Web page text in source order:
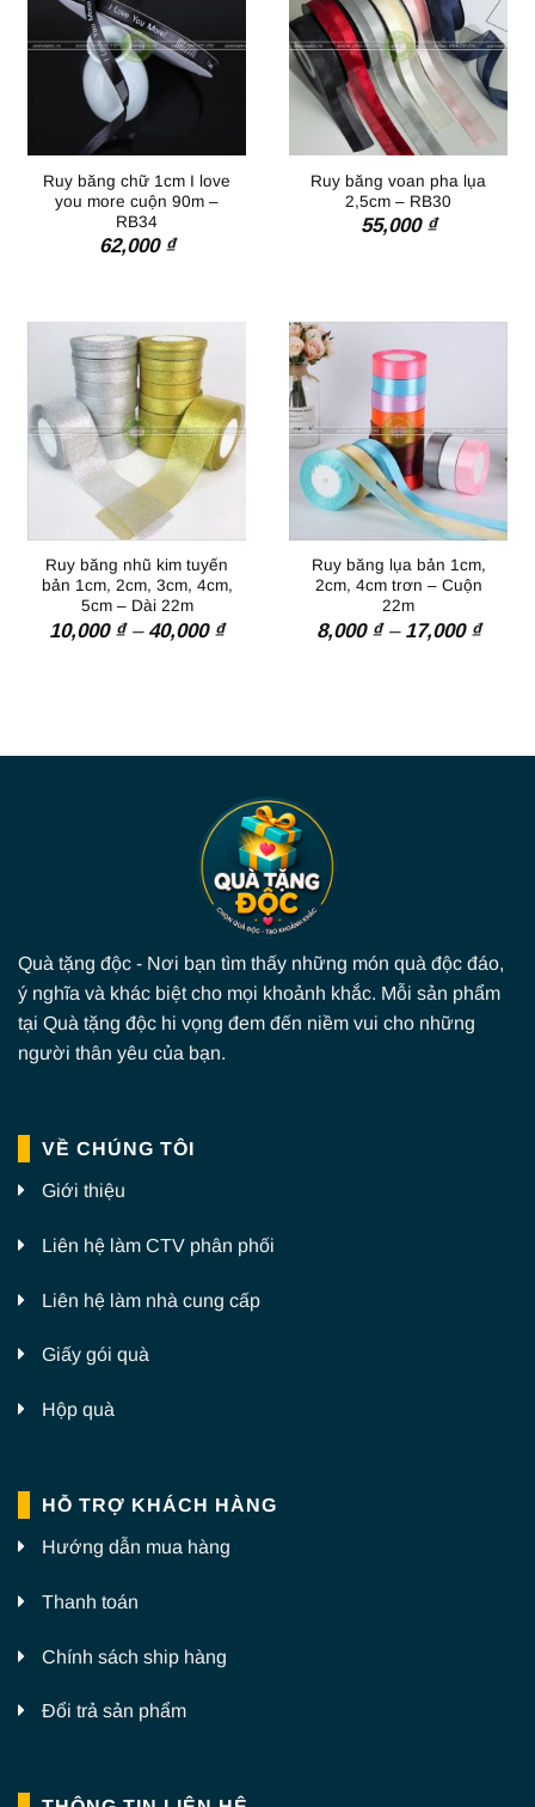
Ruy băng chữ 1cm I love
you more cuộn 90m –
RB34
62,000 ₫
Ruy băng voan pha lụa
2,5cm – RB30
55,000 ₫
Ruy băng nhũ kim tuyến
bản 1cm, 2cm, 3cm, 4cm,
5cm – Dài 22m
10,000 ₫ – 40,000 ₫Khoảng
Ruy băng lụa bản 1cm,
2cm, 4cm trơn – Cuộn
22m
8,000 ₫ – 17,000 ₫
Quà tặng độc - Nơi bạn tìm thấy những món quà độc đáo,
ý nghĩa và khác biệt cho mọi khoảnh khắc. Mỗi sản phẩm
tại Quà tặng độc hi vọng đem đến niềm vui cho những
người thân yêu của bạn.
VỀ CHÚNG TÔI
Giới thiệu
Liên hệ làm CTV phân phối
Liên hệ làm nhà cung cấp
Giấy gói quà
Hộp quà
HỖ TRỢ KHÁCH HÀNG
Hướng dẫn mua hàng
Thanh toán
Chính sách ship hàng
Đổi trả sản phẩm